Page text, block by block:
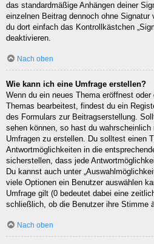
das standardmäßige Anhängen deiner
einzelnen Beitrag dennoch ohne
du dort einfach das Kontrollkästchen
deaktivieren.
Nach oben
Wie kann ich eine Umfrage erstellen?
Wenn du ein neues Thema eröffnest
Themas bearbeitest, findest du ein
des Formulars zur Beitragserstellung.
sehen können, so hast du wahrscheinlich
Umfragen zu erstellen. Du solltest einen
Antwortmöglichkeiten in die
sicherstellen, dass jede
Du kannst auch unter
viele Optionen ein Benutzer auswählen
Umfrage gilt (0 bedeutet dabei eine
schließlich, ob die Benutzer ihre Stimme
Nach oben